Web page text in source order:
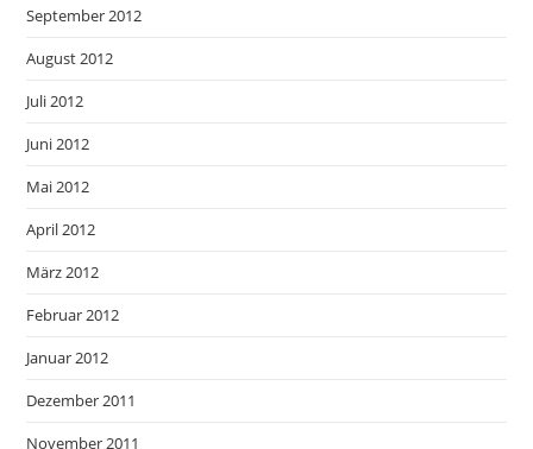
September 2012
August 2012
Juli 2012
Juni 2012
Mai 2012
April 2012
März 2012
Februar 2012
Januar 2012
Dezember 2011
November 2011